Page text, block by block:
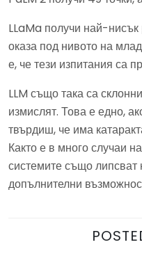
LLaMa получи най-нисък
оказа под нивото на
е, че тези изпитания са
LLM също така са
измислят. Това е едно,
твърдиш, че има
Както е в много случаи
системите също липсват
допълнителни